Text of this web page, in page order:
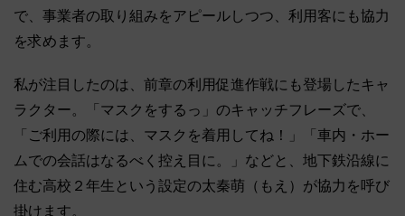
で、事業者の取り組みをアピールしつつ、利用客にも協力
を求めます。
私が注目したのは、前章の利用促進作戦にも登場したキャ
ラクター。「マスクをするっ」のキャッチフレーズで、
「ご利用の際には、マスクを着用してね！」「車内・ホー
ムでの会話はなるべく控え目に。」などと、地下鉄沿線に
住む高校２年生という設定の太秦萌（もえ）が協力を呼び
掛けます。